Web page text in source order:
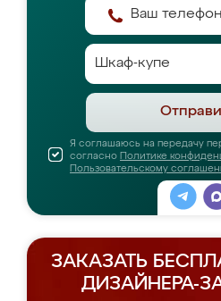
Я соглашаюсь на передачу
согласно Политике
Пользовательскому
ЗАКАЗАТЬ
ДИЗАЙНЕРА-